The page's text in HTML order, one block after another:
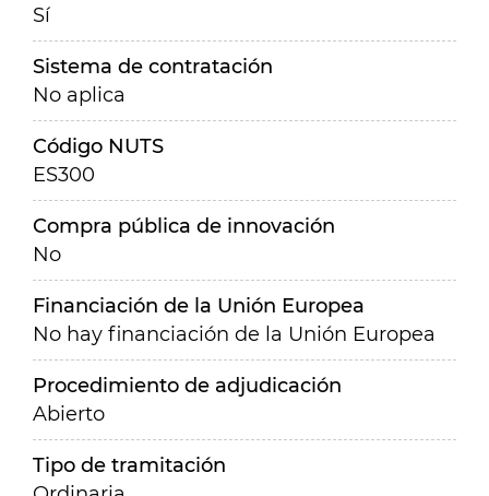
Sí
Sistema de contratación
No aplica
Código NUTS
ES300
Compra pública de innovación
No
Financiación de la Unión Europea
No hay financiación de la Unión Europea
Procedimiento de adjudicación
Abierto
Tipo de tramitación